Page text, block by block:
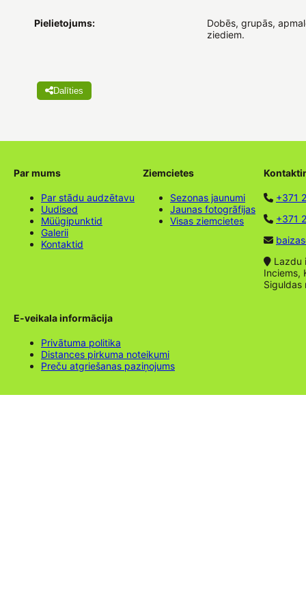
Pielietojums:
Dobēs, grupās,
ziediem.
Dalīties
Par mums
Par stādu audzētavu
Uudised
Müügipunktid
Galerii
Kontaktid
Ziemcietes
Sezonas jaunumi
Jaunas fotogrāfijas
Visas ziemcietes
+371
+371
Lazdu
Inciems,
Siguldas
E-veikala informācija
Privātuma politika
Distances pirkuma noteikumi
Preču atgriešanas paziņojums